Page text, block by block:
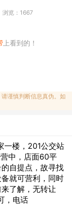
浏览：1667
上看到的！
谨慎判断信息真伪。如
一楼，201公交站
中，店面60平
自提点，故寻找
就可营利，同时
了解，无转让
，电话